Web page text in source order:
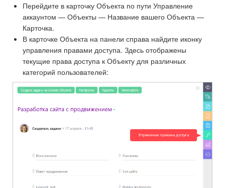
Перейдите в карточку Объекта по пути Управление
аккаунтом — Объекты — Название вашего Объекта —
Карточка.
В карточке Объекта на панели справа найдите иконку
управления правами доступа. Здесь отображены
текущие права доступа к Объекту для различных
категорий пользователей: